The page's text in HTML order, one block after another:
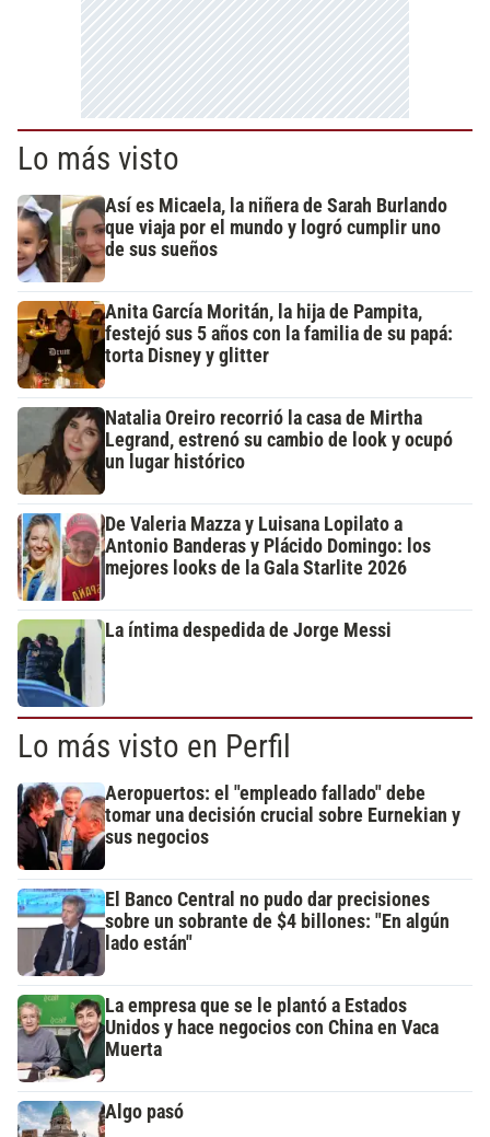
Lo más visto
Así es Micaela, la niñera de Sarah Burlando
que viaja por el mundo y logró cumplir uno
de sus sueños
Anita García Moritán, la hija de Pampita,
festejó sus 5 años con la familia de su papá:
torta Disney y glitter
Natalia Oreiro recorrió la casa de Mirtha
Legrand, estrenó su cambio de look y ocupó
un lugar histórico
De Valeria Mazza y Luisana Lopilato a
Antonio Banderas y Plácido Domingo: los
mejores looks de la Gala Starlite 2026
La íntima despedida de Jorge Messi
Lo más visto en Perfil
Aeropuertos: el "empleado fallado" debe
tomar una decisión crucial sobre Eurnekian y
sus negocios
El Banco Central no pudo dar precisiones
sobre un sobrante de $4 billones: "En algún
lado están"
La empresa que se le plantó a Estados
Unidos y hace negocios con China en Vaca
Muerta
Algo pasó